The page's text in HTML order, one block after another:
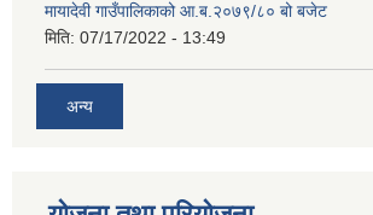
मायादेवी गाउँपालिकाको आ.ब.२०७९/८० बो बजेट
मिति: 07/17/2022 - 13:49
अन्य